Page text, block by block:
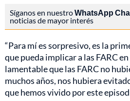
Síganos en nuestroWhatsApp
noticias de mayor interés
“Para mí es sorpresivo, es la
que pueda implicar a las FARC
lamentable que las FARC no
muchos años, nos hubiera
que hemos vivido por este